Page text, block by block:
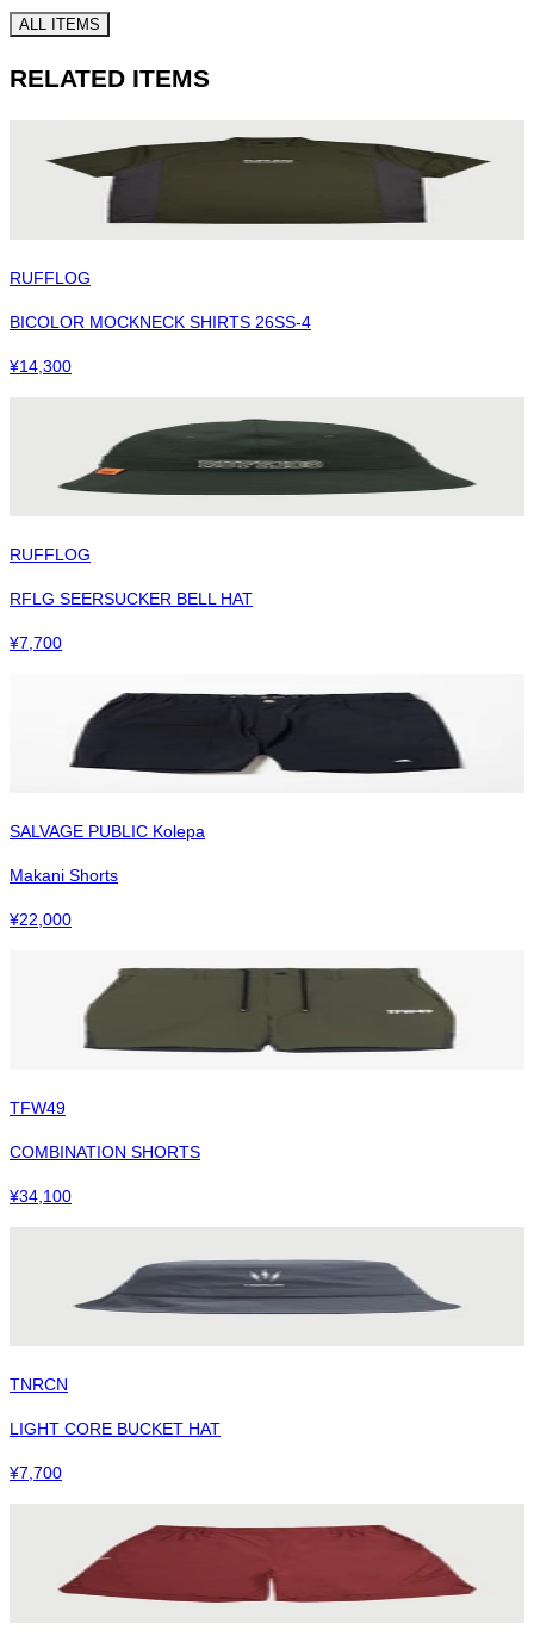
ALL ITEMS
RELATED ITEMS
RUFFLOG
BICOLOR MOCKNECK SHIRTS 26SS-4
¥14,300
RUFFLOG
RFLG SEERSUCKER BELL HAT
¥7,700
SALVAGE PUBLIC Kolepa
Makani Shorts
¥22,000
TFW49
COMBINATION SHORTS
¥34,100
TNRCN
LIGHT CORE BUCKET HAT
¥7,700